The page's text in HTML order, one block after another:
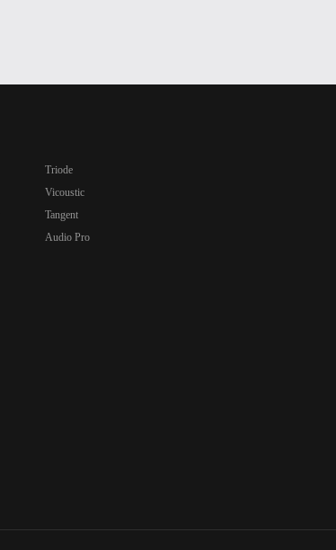
Triode
Vicoustic
Tangent
Audio Pro